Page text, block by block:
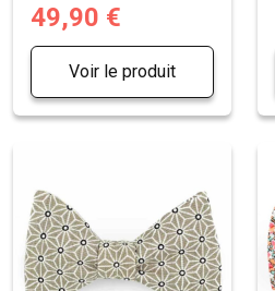
49,90 €
Voir le produit